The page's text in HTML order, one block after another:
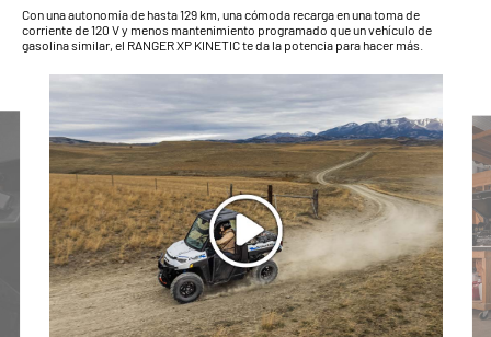
Con una autonomía de hasta 129 km, una cómoda recarga en una toma de
corriente de 120 V y menos mantenimiento programado que un vehículo de
gasolina similar, el RANGER XP KINETIC te da la potencia para hacer más.